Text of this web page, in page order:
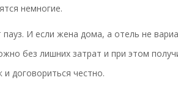
немногие.
И если жена дома, а отель не
без лишних затрат и при этом
и договориться честно.